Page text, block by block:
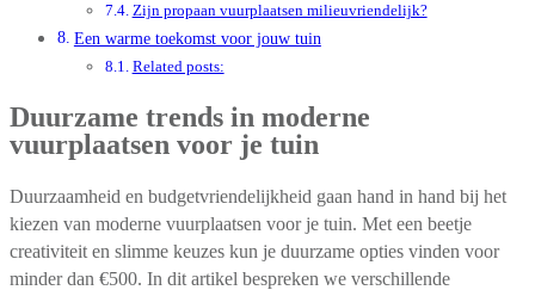
Zijn propaan vuurplaatsen milieuvriendelijk?
Een warme toekomst voor jouw tuin
Related posts:
Duurzame trends in moderne
vuurplaatsen voor je tuin
Duurzaamheid en budgetvriendelijkheid gaan hand in hand bij het
kiezen van moderne vuurplaatsen voor je tuin. Met een beetje
creativiteit en slimme keuzes kun je duurzame opties vinden voor
minder dan €500. In dit artikel bespreken we verschillende